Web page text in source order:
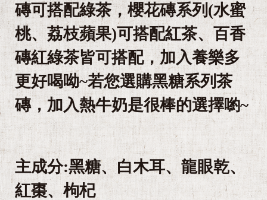
磚可搭配綠茶，櫻花磚系列(水蜜
桃、荔枝蘋果)可搭配紅茶、百香
磚紅綠茶皆可搭配，加入養樂多
更好喝呦~若您選購黑糖系列茶
磚，加入熱牛奶是很棒的選擇喲~
主成分:黑糖、白木耳、龍眼乾、
紅棗、枸杞